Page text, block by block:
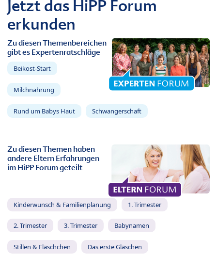
Jetzt das HiPP Forum
erkunden
Zu diesen Themenbereichen
gibt es Expertenratschläge
Beikost-Start
Milchnahrung
Rund um Babys Haut Schwangerschaft
Zu diesen Themen haben
andere Eltern Erfahrungen
im HiPP Forum geteilt
Kinderwunsch & Familienplanung 1. Trimester
2. Trimester 3. Trimester Babynamen
Stillen & Fläschchen Das erste Gläschen